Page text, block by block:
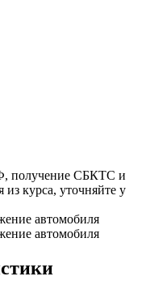
получение СБКТС и
курса, уточняйте у